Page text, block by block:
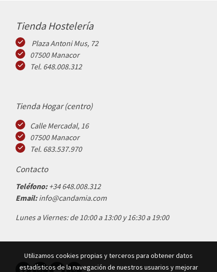
Tienda Hostelería
Plaza Antoni Mus, 72
07500 Manacor
Tel. 648.008.312
Tienda Hogar (centro)
Calle Mercadal, 16
07500 Manacor
Tel. 683.537.970
Contacto
Teléfono: +34 648.008.312
Email:info@candamia.com
Lunes a Viernes: de 10:00 a 13:00 y 16:30 a 19:00
Utilizamos cookies propias y terceros para obtener datos
estadísticos de la navegación de nuestros usuarios y mejorar